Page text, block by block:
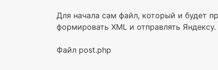
Для начала сам файл, который и будет
формировать XML и отправлять Яндексу.
Файл post.php